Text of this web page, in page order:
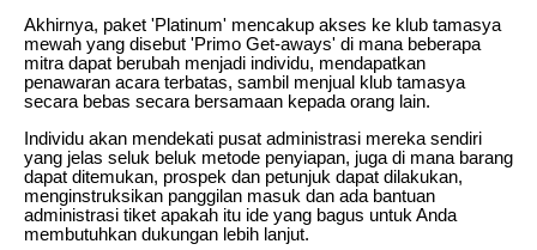
Akhirnya, paket 'Platinum' mencakup akses ke klub tamasya
mewah yang disebut 'Primo Get-aways' di mana beberapa
mitra dapat berubah menjadi individu, mendapatkan
penawaran acara terbatas, sambil menjual klub tamasya
secara bebas secara bersamaan kepada orang lain.
Individu akan mendekati pusat administrasi mereka sendiri
yang jelas seluk beluk metode penyiapan, juga di mana barang
dapat ditemukan, prospek dan petunjuk dapat dilakukan,
menginstruksikan panggilan masuk dan ada bantuan
administrasi tiket apakah itu ide yang bagus untuk Anda
membutuhkan dukungan lebih lanjut.